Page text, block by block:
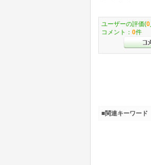
ユーザーの評価(0
コメント： 0件
■関連キーワード